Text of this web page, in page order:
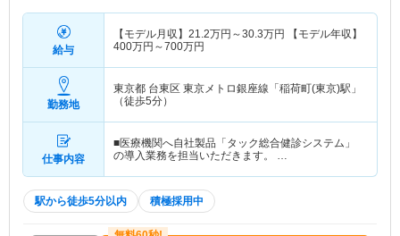
給与
【モデル月収】 21.2万円～30.3万円 【モデル年収】
400万円～700万円
勤務地
東京都 台東区 東京メトロ銀座線「稲荷町(東京)駅」
（徒歩5分）
仕事内容
■医療機関へ自社製品「タック総合健診システム」
の導入業務を担当いただきます。 …
駅から徒歩5分以内 積極採用中